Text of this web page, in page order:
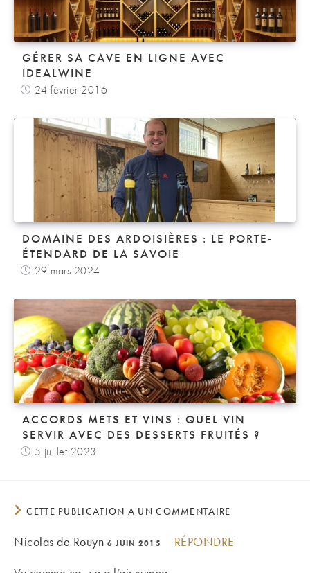
GÉRER SA CAVE EN LIGNE AVEC
IDEALWINE
24 février 2016
DOMAINE DES ARDOISIÈRES : LE PORTE-
ÉTENDARD DE LA SAVOIE
29 mars 2024
ACCORDS METS ET VINS : QUEL VIN
SERVIR AVEC DES DESSERTS FRUITÉS ?
5 juillet 2023
CETTE PUBLICATION A UN COMMENTAIRE
Nicolas de Rouyn 6 JUIN 2015
RÉPONDRE